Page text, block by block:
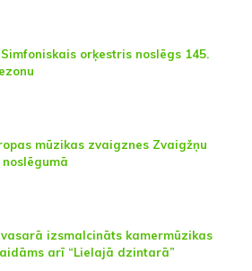
orķestris noslēgs 145.
mūzikas zvaigznes Zvaigžņu
izsmalcināts kamermūzikas
arī “Lielajā dzintarā”